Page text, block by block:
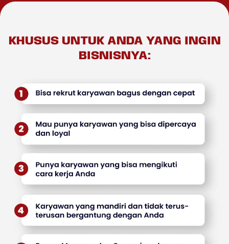
KHUSUS UNTUK ANDA YANG INGIN
BISNISNYA: